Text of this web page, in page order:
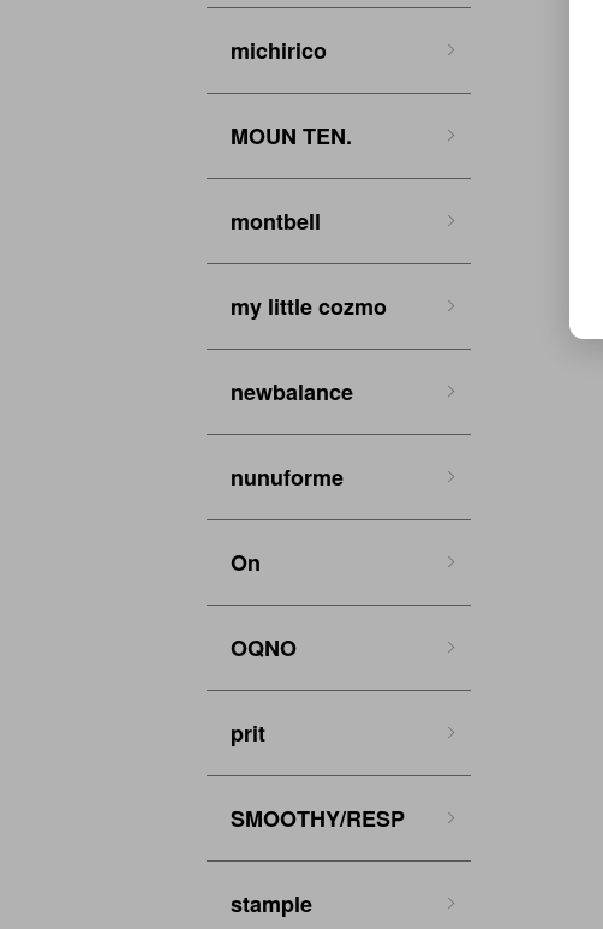
michirico
MOUN TEN.
montbell
my little cozmo
newbalance
nunuforme
On
OQNO
prit
SMOOTHY/RESP
stample